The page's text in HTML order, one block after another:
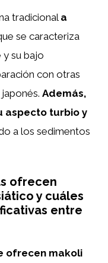
tradicionala
se caracteriza
su bajo
con otras
Además,
aspecto turbio y
a los sedimentos
ofrecen
y cuáles
entre
ofrecen makoli